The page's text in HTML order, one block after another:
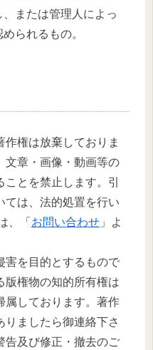
または管理人によっ
られるもの。
権は放棄しておりま
文章・画像・動画等の
とを禁止します。引
ては、法的処置を行い
、「 お問い合わせ 」よ
害を目的とするもので
版権物の知的所有権は
属しております。著作
ましたら御連絡下さ
告及び修正・撤去のご